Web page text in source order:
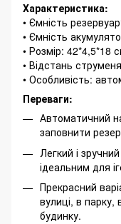
Характеристика:
• Ємність
• Ємність
• Розмір: 42*4,5*18
• Відстань
• Особливість:
Переваги:
Автоматичний
заповнити
Легкий і
ідеальним для
Прекрасний
вулиці, в парку,
будинку.